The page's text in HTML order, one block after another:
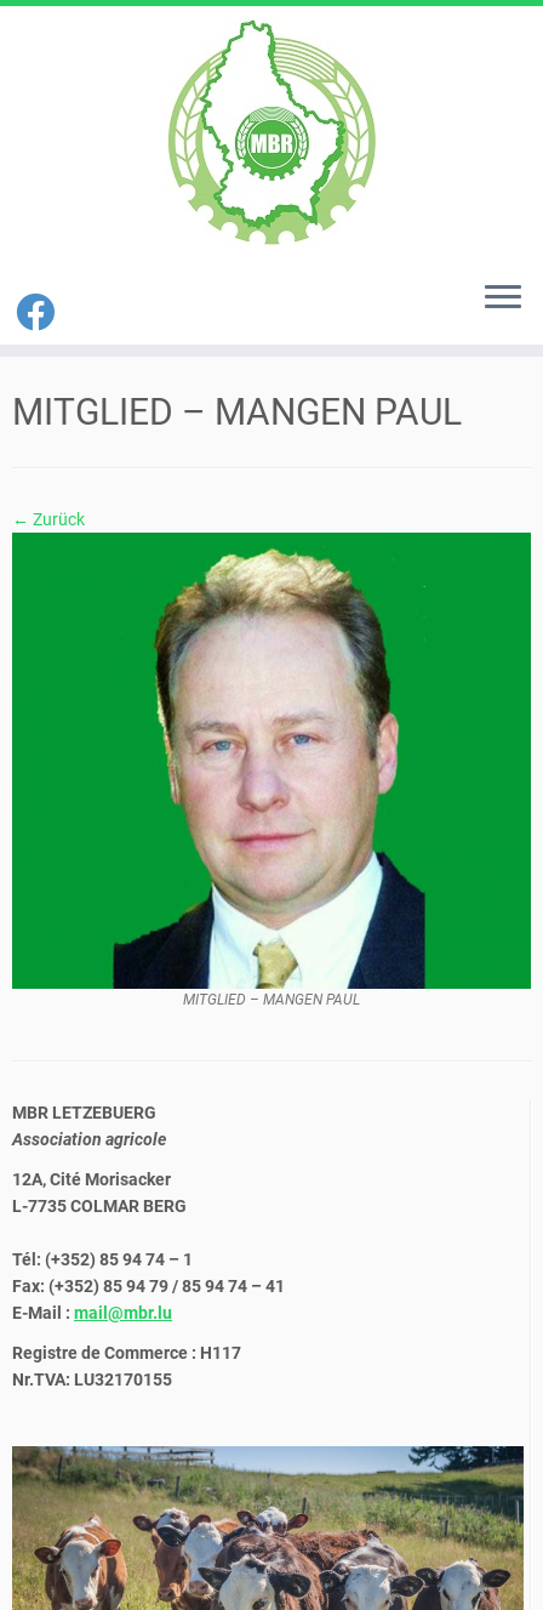
Inhalt
springen
MITGLIED – MANGEN PAUL
← Zurück
MITGLIED – MANGEN PAUL
MBR LETZEBUERG
Association agricole
12A, Cité Morisacker
L-7735 COLMAR BERG
Tél: (+352) 85 94 74 – 1
Fax: (+352) 85 94 79 / 85 94 74 – 41
E-Mail : mail@mbr.lu
Registre de Commerce : H117
Nr.TVA: LU32170155